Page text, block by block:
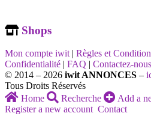
Shops
Mon compte iwit | Règles et
Confidentialité | FAQ | Contactez-nous
© 2014 – 2026 iwit ANNONCES –
Tous Droits Réservés
Home
Recherche Add a
Register a new account Contact